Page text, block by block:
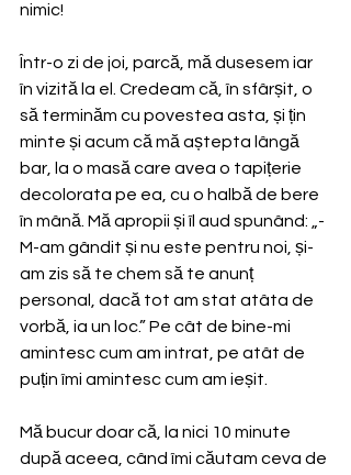
nimic!
Într-o zi de joi, parcă, mă dusesem iar
în vizită la el. Credeam că, în sfârșit, o
să terminăm cu povestea asta, și țin
minte și acum că mă aștepta lângă
bar, la o masă care avea o tapițerie
decolorata pe ea, cu o halbă de bere
în mână. Mă apropii și îl aud spunând: „-
M-am gândit și nu este pentru noi, și-
am zis să te chem să te anunț
personal, dacă tot am stat atâta de
vorbă, ia un loc.” Pe cât de bine-mi
amintesc cum am intrat, pe atât de
puțin îmi amintesc cum am ieșit.
Mă bucur doar că, la nici 10 minute
după aceea, când îmi căutam ceva de